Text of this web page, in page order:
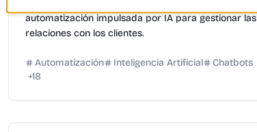
automatización impulsada por IA para gestionar las
relaciones con los clientes.
Automatización Inteligencia Artificial
Chatbots
+18